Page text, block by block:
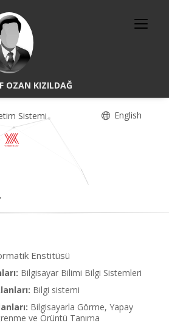
OZAN KIZILDAĞ
Sistemi English
Enstitüsü
Bilgisayar Bilimi Bilgi Sistemleri
Bilgi sistemi
Bilgisayarla Görme, Yapay
ve Örüntü Tanıma